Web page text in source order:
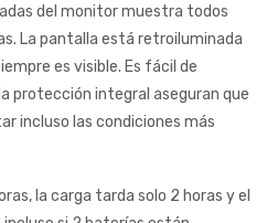
del monitor muestra todos
La pantalla está retroiluminada
es visible. Es fácil de
protección integral aseguran que
incluso las condiciones más
la carga tarda solo 2 horas y el